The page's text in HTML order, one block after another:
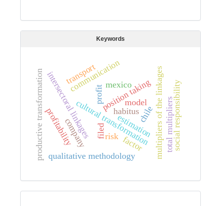
Keywords
filed
habitus
cultural transformation
position taking
intersectoral linkages multipliers of the linkagestotal multipliers
productive transformation estimation
model
profit
risk
company
communication
chile
mexico social responsibility
factor
profitability
qualitative methodology
transport